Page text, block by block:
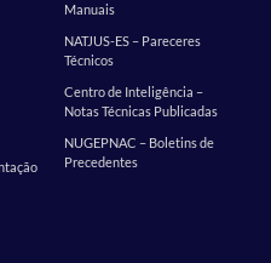
Manuais
NATJUS-ES – Pareceres
Técnicos
Centro de Inteligência –
Notas Técnicas Publicadas
NUGEPNAC – Boletins de
Precedentes